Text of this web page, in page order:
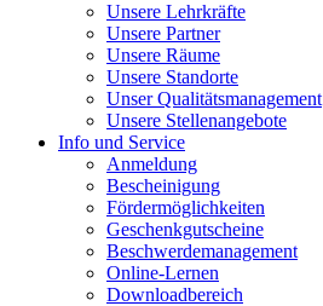
Unsere Lehrkräfte
Unsere Partner
Unsere Räume
Unsere Standorte
Unser Qualitätsmanagement
Unsere Stellenangebote
Info und Service
Anmeldung
Bescheinigung
Fördermöglichkeiten
Geschenkgutscheine
Beschwerdemanagement
Online-Lernen
Downloadbereich